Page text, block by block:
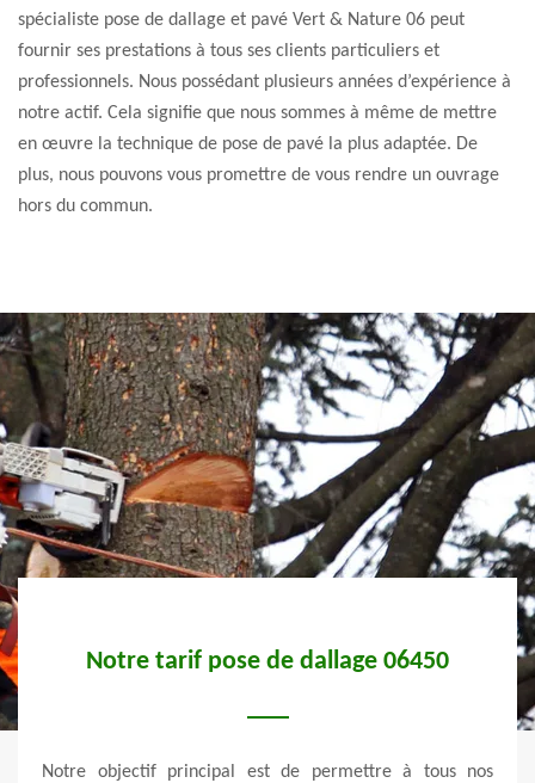
spécialiste pose de dallage et pavé Vert & Nature 06 peut
fournir ses prestations à tous ses clients particuliers et
professionnels. Nous possédant plusieurs années d’expérience à
notre actif. Cela signifie que nous sommes à même de mettre
en œuvre la technique de pose de pavé la plus adaptée. De
plus, nous pouvons vous promettre de vous rendre un ouvrage
hors du commun.
à tous nos
Une entreprise de pose de dallage